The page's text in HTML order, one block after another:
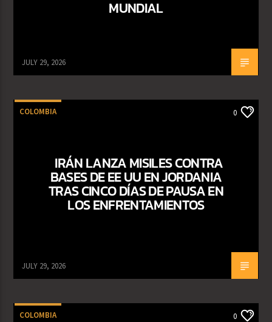
MUNDIAL
JULY 29, 2026
COLOMBIA 0
IRÁN LANZA MISILES CONTRA
BASES DE EE UU EN JORDANIA
TRAS CINCO DÍAS DE PAUSA EN
LOS ENFRENTAMIENTOS
JULY 29, 2026
COLOMBIA 0